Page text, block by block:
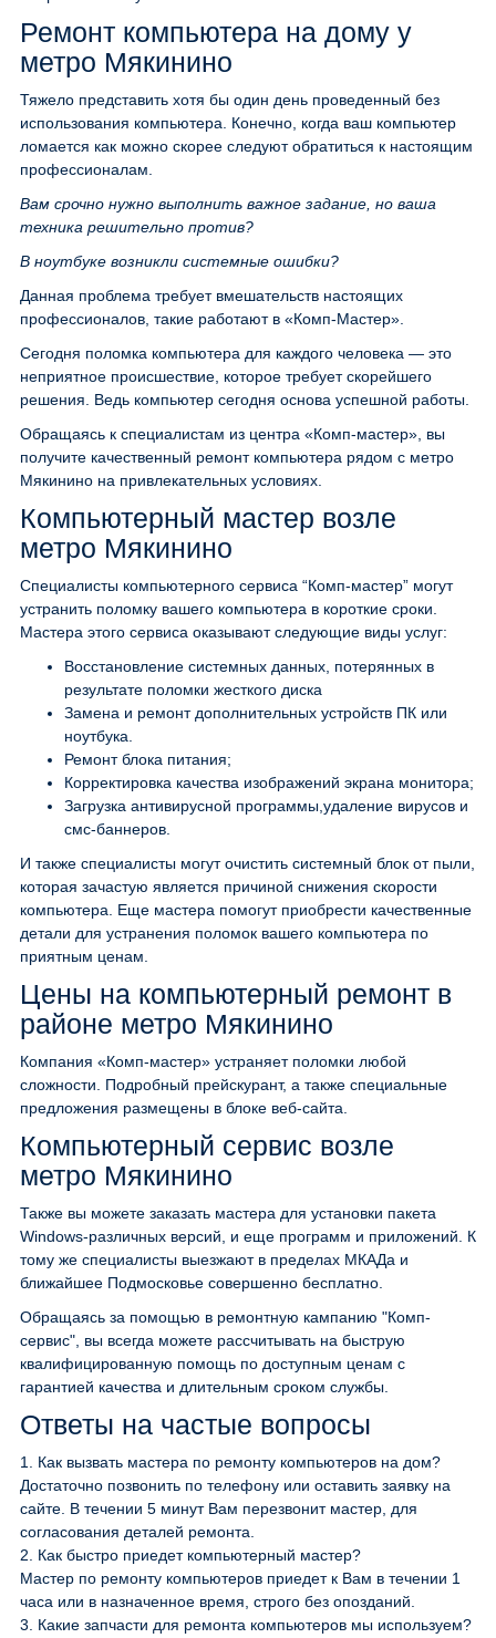
Ремонт компьютера на дому у
метро Мякинино
Тяжело представить хотя бы один день проведенный без
использования компьютера. Конечно, когда ваш компьютер
ломается как можно скорее следуют обратиться к настоящим
профессионалам.
Вам срочно нужно выполнить важное задание, но ваша
техника решительно против?
В ноутбуке возникли системные ошибки?
Данная проблема требует вмешательств настоящих
профессионалов, такие работают в «Комп-Мастер».
Сегодня поломка компьютера для каждого человека — это
неприятное происшествие, которое требует скорейшего
решения. Ведь компьютер сегодня основа успешной работы.
Обращаясь к специалистам из центра «Комп-мастер», вы
получите качественный ремонт компьютера рядом с метро
Мякинино на привлекательных условиях.
Компьютерный мастер возле
метро Мякинино
Специалисты компьютерного сервиса “Комп-мастер” могут
устранить поломку вашего компьютера в короткие сроки.
Мастера этого сервиса оказывают следующие виды услуг:
Восстановление системных данных, потерянных в
результате поломки жесткого диска
Замена и ремонт дополнительных устройств ПК или
ноутбука.
Ремонт блока питания;
Корректировка качества изображений экрана монитора;
Загрузка антивирусной программы,удаление вирусов и
смс-баннеров.
И также специалисты могут очистить системный блок от пыли,
которая зачастую является причиной снижения скорости
компьютера. Еще мастера помогут приобрести качественные
детали для устранения поломок вашего компьютера по
приятным ценам.
Цены на компьютерный ремонт в
районе метро Мякинино
Компания «Комп-мастер» устраняет поломки любой
сложности. Подробный прейскурант, а также специальные
предложения размещены в блоке веб-сайта.
Компьютерный сервис возле
метро Мякинино
Также вы можете заказать мастера для установки пакета
Windows-различных версий, и еще программ и приложений. К
тому же специалисты выезжают в пределах МКАДа и
ближайшее Подмосковье совершенно бесплатно.
Обращаясь за помощью в ремонтную кампанию "Комп-
сервис", вы всегда можете рассчитывать на быструю
квалифицированную помощь по доступным ценам с
гарантией качества и длительным сроком службы.
Ответы на частые вопросы
1.
Как вызвать мастера по ремонту компьютеров на дом?
Достаточно позвонить по телефону или оставить заявку на
сайте. В течении 5 минут Вам перезвонит мастер, для
согласования деталей ремонта.
2.
Как быстро приедет компьютерный мастер?
Мастер по ремонту компьютеров приедет к Вам в течении 1
часа или в назначенное время, строго без опозданий.
3.
Какие запчасти для ремонта компьютеров мы используем?